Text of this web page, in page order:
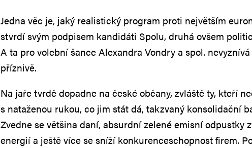
Jedna věc je, jaký realistický program proti největším
stvrdí svým podpisem kandidáti Spolu, druhá ovšem
A ta pro volební šance Alexandra Vondry a spol.
příznivě.
Na jaře tvrdě dopadne na české občany, zvláště ty, kteří
s nataženou rukou, co jim stát dá, takzvaný konsolidační
Zvedne se většina daní, absurdní zelené emisní odpustky
energií a ještě více se sníží konkurenceschopnost firem.